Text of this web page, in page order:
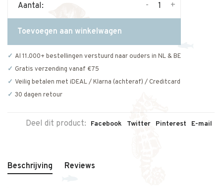
Aantal: +
-
Toevoegen aan winkelwagen
Al 11.000+ bestellingen verstuurd naar ouders in NL & BE
Gratis verzending vanaf €75
Veilig betalen met iDEAL / Klarna (achteraf) / Creditcard
30 dagen retour
Deel dit product: Facebook Twitter Pinterest E-mail
Beschrijving Reviews